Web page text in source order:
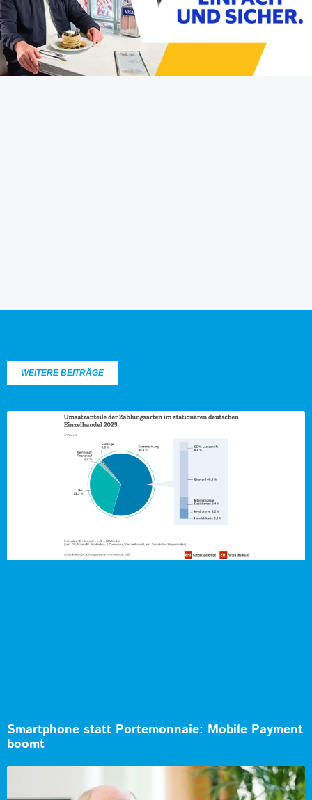
WEITERE BEITRÄGE
Smartphone statt Portemonnaie: Mobile Payment
boomt